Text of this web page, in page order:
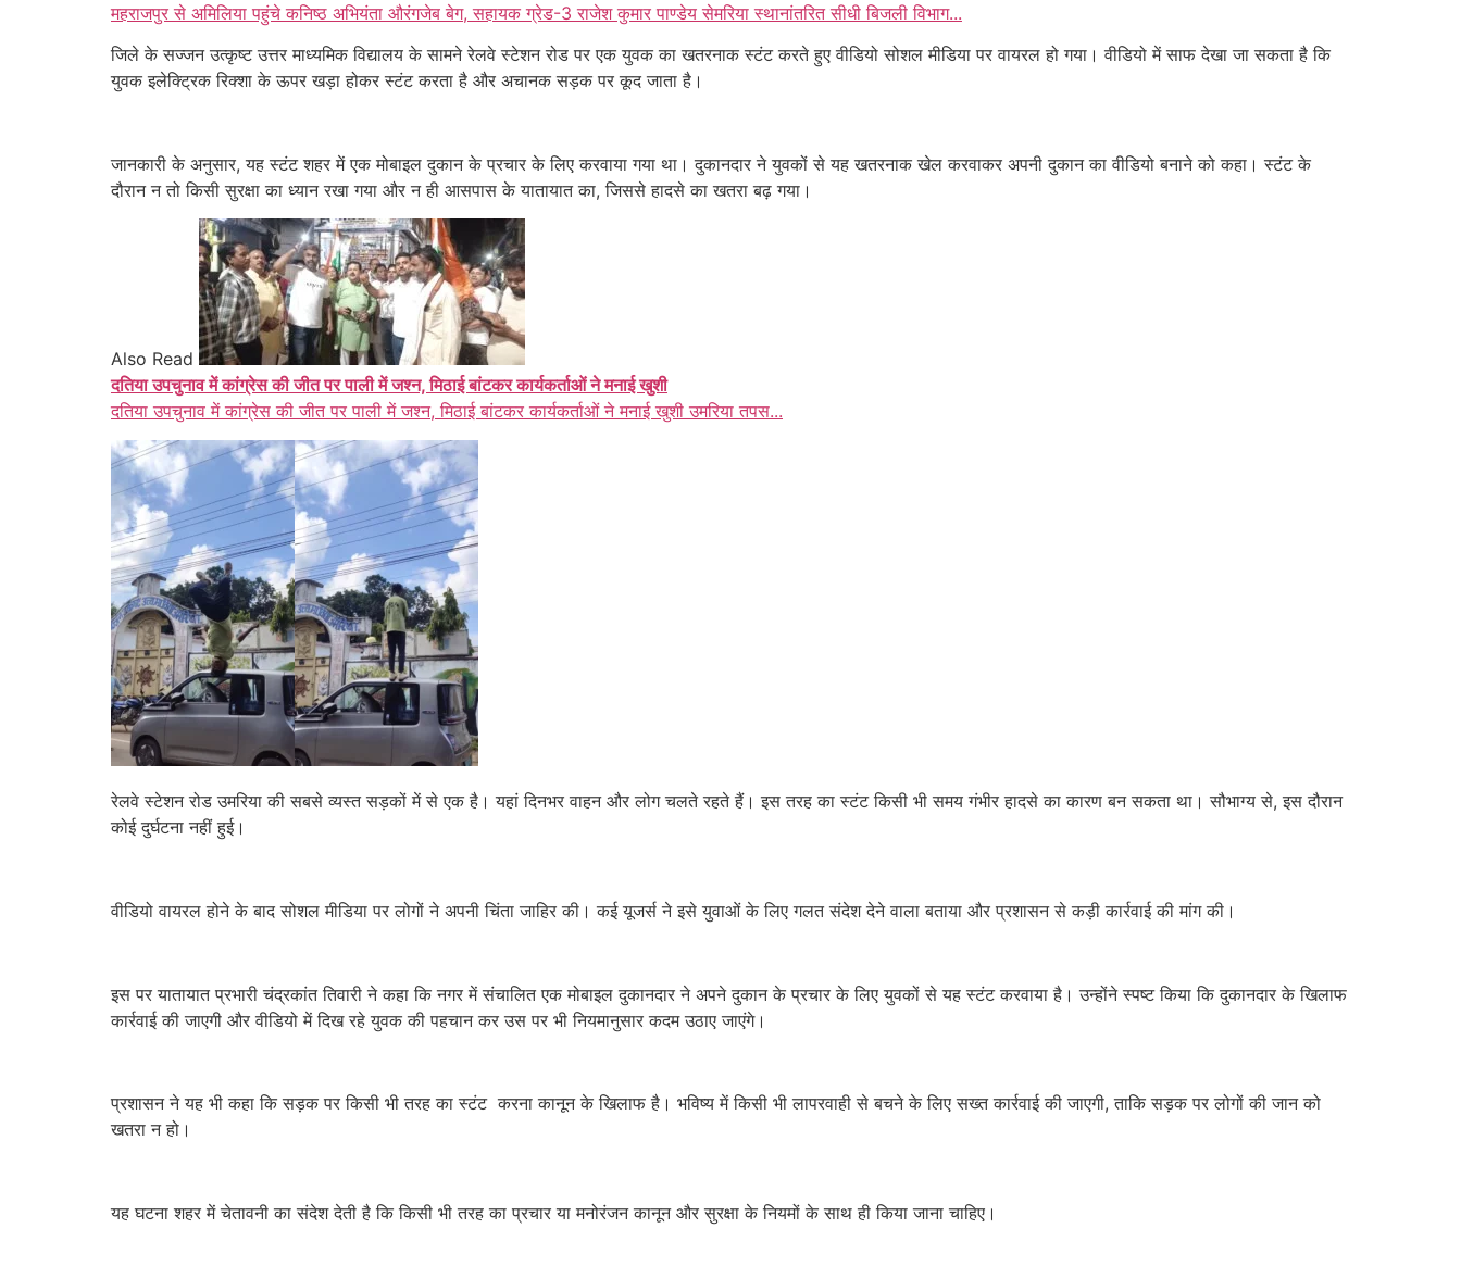
महराजपुर से अमिलिया पहुंचे कनिष्ठ अभियंता औरंगजेब बेग, सहायक ग्रेड-3 राजेश कुमार पाण्डेय सेमरिया स्थानांतरित सीधी बिजली विभाग...
जिले के सज्जन उत्कृष्ट उत्तर माध्यमिक विद्यालय के सामने रेलवे स्टेशन रोड पर एक युवक का खतरनाक स्टंट करते हुए वीडियो सोशल मीडिया पर वायरल हो गया। वीडियो में साफ देखा जा सकता है कि
युवक इलेक्ट्रिक रिक्शा के ऊपर खड़ा होकर स्टंट करता है और अचानक सड़क पर कूद जाता है।
जानकारी के अनुसार, यह स्टंट शहर में एक मोबाइल दुकान के प्रचार के लिए करवाया गया था। दुकानदार ने युवकों से यह खतरनाक खेल करवाकर अपनी दुकान का वीडियो बनाने को कहा। स्टंट के
दौरान न तो किसी सुरक्षा का ध्यान रखा गया और न ही आसपास के यातायात का, जिससे हादसे का खतरा बढ़ गया।
Also Read
दतिया उपचुनाव में कांग्रेस की जीत पर पाली में जश्न, मिठाई बांटकर कार्यकर्ताओं ने मनाई खुशी
दतिया उपचुनाव में कांग्रेस की जीत पर पाली में जश्न, मिठाई बांटकर कार्यकर्ताओं ने मनाई खुशी उमरिया तपस...
रेलवे स्टेशन रोड उमरिया की सबसे व्यस्त सड़कों में से एक है। यहां दिनभर वाहन और लोग चलते रहते हैं। इस तरह का स्टंट किसी भी समय गंभीर हादसे का कारण बन सकता था। सौभाग्य से, इस दौरान
कोई दुर्घटना नहीं हुई।
वीडियो वायरल होने के बाद सोशल मीडिया पर लोगों ने अपनी चिंता जाहिर की। कई यूजर्स ने इसे युवाओं के लिए गलत संदेश देने वाला बताया और प्रशासन से कड़ी कार्रवाई की मांग की।
इस पर यातायात प्रभारी चंद्रकांत तिवारी ने कहा कि नगर में संचालित एक मोबाइल दुकानदार ने अपने दुकान के प्रचार के लिए युवकों से यह स्टंट करवाया है। उन्होंने स्पष्ट किया कि दुकानदार के खिलाफ
कार्रवाई की जाएगी और वीडियो में दिख रहे युवक की पहचान कर उस पर भी नियमानुसार कदम उठाए जाएंगे।
प्रशासन ने यह भी कहा कि सड़क पर किसी भी तरह का स्टंट करना कानून के खिलाफ है। भविष्य में किसी भी लापरवाही से बचने के लिए सख्त कार्रवाई की जाएगी, ताकि सड़क पर लोगों की जान को
खतरा न हो।
यह घटना शहर में चेतावनी का संदेश देती है कि किसी भी तरह का प्रचार या मनोरंजन कानून और सुरक्षा के नियमों के साथ ही किया जाना चाहिए।